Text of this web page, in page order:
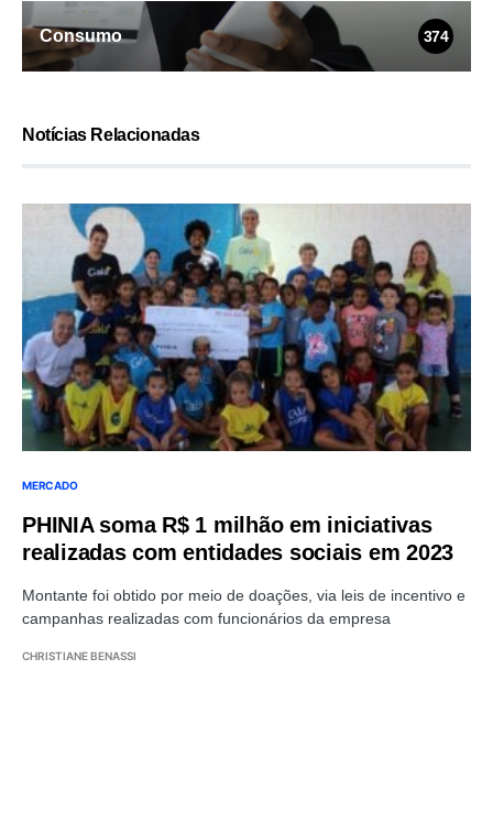
Consumo 374
Notícias Relacionadas
MERCADO
PHINIA soma R$ 1 milhão em iniciativas
realizadas com entidades sociais em 2023
Montante foi obtido por meio de doações, via leis de incentivo e
campanhas realizadas com funcionários da empresa
CHRISTIANE BENASSI